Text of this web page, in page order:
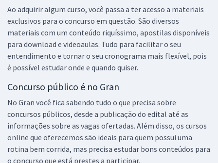
Ao adquirir algum curso, você passa a ter acesso a materiais
exclusivos para o concurso em questão. São diversos
materiais com um conteúdo riquíssimo, apostilas disponíveis
para download e videoaulas. Tudo para facilitar o seu
entendimento e tornar o seu cronograma mais flexível, pois
é possível estudar onde e quando quiser.
Concurso público é no Gran
No Gran você fica sabendo tudo o que precisa sobre
concursos públicos, desde a publicação do edital até as
informações sobre as vagas ofertadas. Além disso, os cursos
online que oferecemos são ideais para quem possui uma
rotina bem corrida, mas precisa estudar bons conteúdos para
o concurso que está prestes a participar.